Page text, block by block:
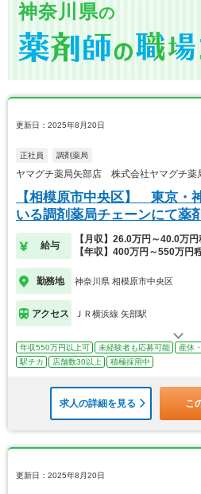
神奈川県の
更新日：2025年8月20日
正社員 調剤薬局
ヤマグチ薬局矢部店 株式会社ヤマグチ薬
【相模原市中央区】 東京・
いる調剤薬局チェーンにて薬
給与
【月収】26.0万円～40.0万
【年収】400万円～550万円
勤務地 神奈川県 相模原市中央区
アクセス ＪＲ横浜線 矢部駅
年収550万円以上可 未経験者も応募可能 産休
駅チカ
店舗数30以上 積極採用中
求人の詳細を見る こ
更新日：2025年8月20日